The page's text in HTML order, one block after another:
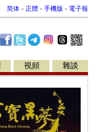
简体 - 正體 - 手機版 - 電子報
視頻 雜談